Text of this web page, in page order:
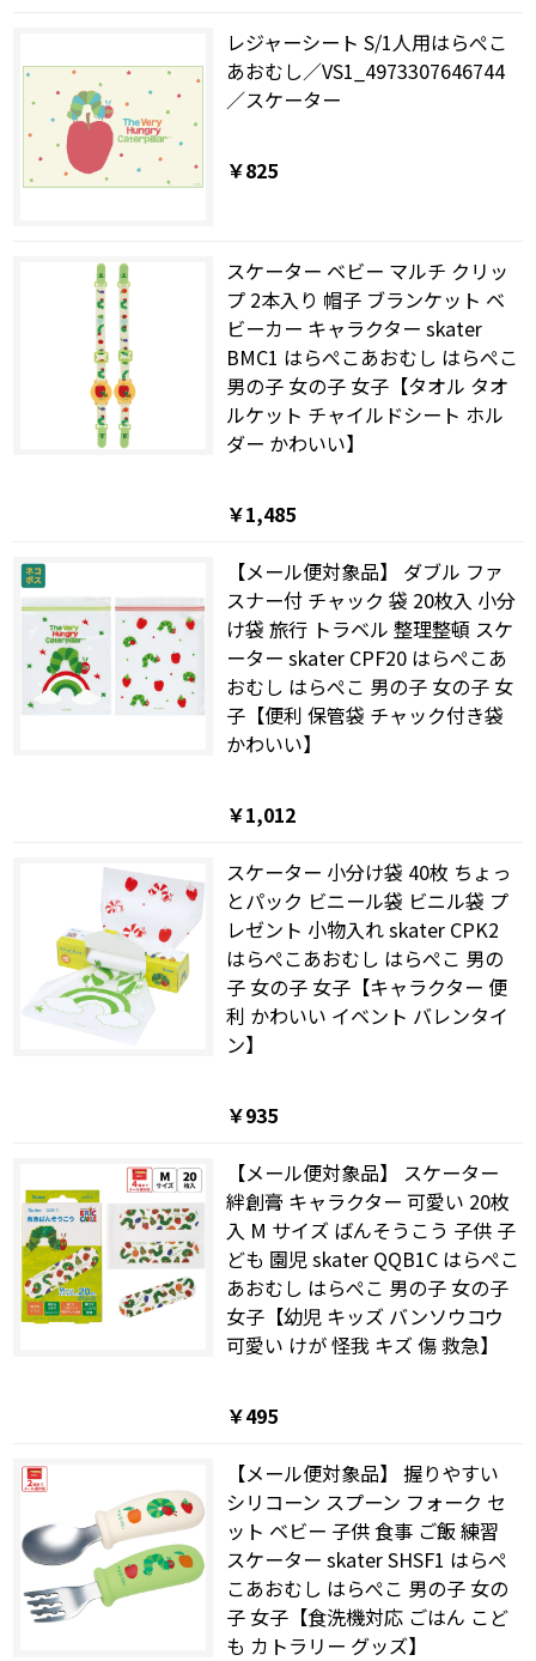
レジャーシート S/1人用はらぺこ
あおむし／VS1_4973307646744
／スケーター
￥825
スケーター ベビー マルチ クリッ
プ 2本入り 帽子 ブランケット ベ
ビーカー キャラクター skater
BMC1 はらぺこあおむし はらぺこ
男の子 女の子 女子【タオル タオ
ルケット チャイルドシート ホル
ダー かわいい】
￥1,485
【メール便対象品】 ダブル ファ
スナー付 チャック 袋 20枚入 小分
け袋 旅行 トラベル 整理整頓 スケ
ーター skater CPF20 はらぺこあ
おむし はらぺこ 男の子 女の子 女
子【便利 保管袋 チャック付き袋
かわいい】
￥1,012
スケーター 小分け袋 40枚 ちょっ
とパック ビニール袋 ビニル袋 プ
レゼント 小物入れ skater CPK2
はらぺこあおむし はらぺこ 男の
子 女の子 女子【キャラクター 便
利 かわいい イベント バレンタイ
ン】
￥935
【メール便対象品】 スケーター
絆創膏 キャラクター 可愛い 20枚
入 M サイズ ばんそうこう 子供 子
ども 園児 skater QQB1C はらぺこ
あおむし はらぺこ 男の子 女の子
女子【幼児 キッズ バンソウコウ
可愛い けが 怪我 キズ 傷 救急】
￥495
【メール便対象品】 握りやすい
シリコーン スプーン フォーク セ
ット ベビー 子供 食事 ご飯 練習
スケーター skater SHSF1 はらぺ
こあおむし はらぺこ 男の子 女の
子 女子【食洗機対応 ごはん こど
も カトラリー グッズ】